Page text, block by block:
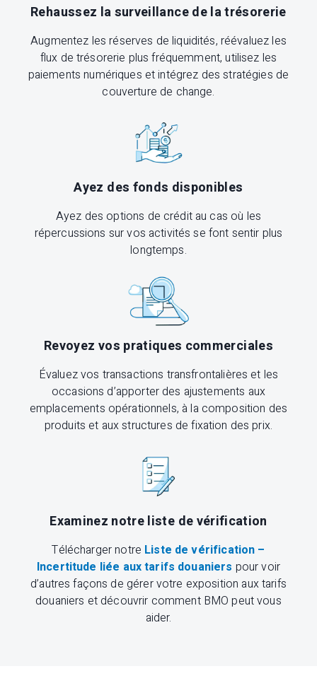
Rehaussez la surveillance de la trésorerie
Augmentez les réserves de liquidités, réévaluez les
flux de trésorerie plus fréquemment, utilisez les
paiements numériques et intégrez des stratégies de
couverture de change.
Ayez des fonds disponibles
Ayez des options de crédit au cas où les
répercussions sur vos activités se font sentir plus
longtemps.
Revoyez vos pratiques commerciales
Évaluez vos transactions transfrontalières et les
occasions d’apporter des ajustements aux
emplacements opérationnels, à la composition des
produits et aux structures de fixation des prix.
Examinez notre liste de vérification
Télécharger notre Liste de vérification –
Incertitude liée aux tarifs douaniers pour voir
d’autres façons de gérer votre exposition aux tarifs
douaniers et découvrir comment BMO peut vous
aider.